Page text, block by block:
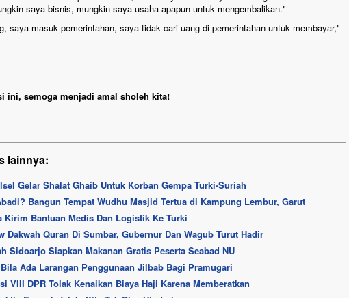
saya bisnis, mungkin saya usaha apapun untuk mengembalikan."
saya masuk pemerintahan, saya tidak cari uang di pemerintahan untuk membayar,"
ini, semoga menjadi amal sholeh kita!
lainnya:
Gelar Shalat Ghaib Untuk Korban Gempa Turki-Suriah
Bangun Tempat Wudhu Masjid Tertua di Kampung Lembur, Garut
Kirim Bantuan Medis Dan Logistik Ke Turki
Dakwah Quran Di Sumbar, Gubernur Dan Wagub Turut Hadir
Sidoarjo Siapkan Makanan Gratis Peserta Seabad NU
Ada Larangan Penggunaan Jilbab Bagi Pramugari
VIII DPR Tolak Kenaikan Biaya Haji Karena Memberatkan